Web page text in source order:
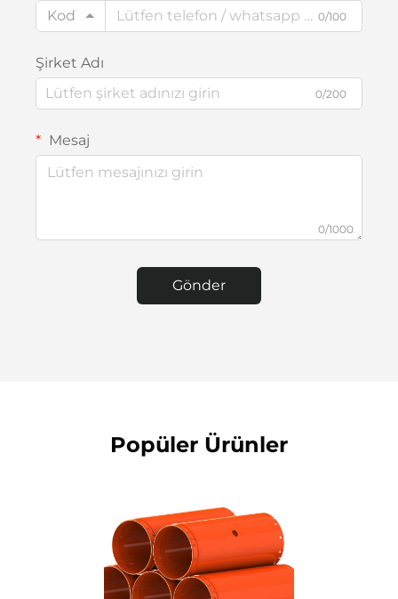
Kod
0/100
Şirket Adı
0/200
Mesaj
0/1000
Gönder
Popüler Ürünler